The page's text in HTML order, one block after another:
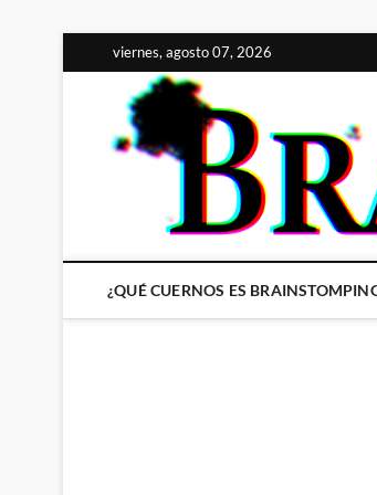
al
contenido
viernes, agosto 07, 2026
¿QUÉ CUERNOS ES